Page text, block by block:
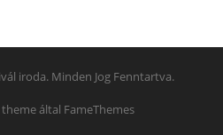
iroda. Minden Jog Fenntartva.
themeáltal FameThemes